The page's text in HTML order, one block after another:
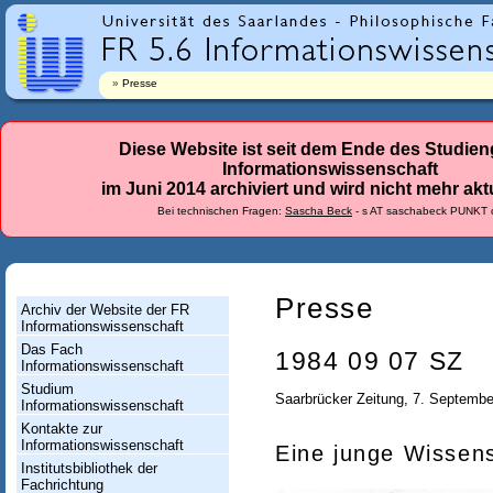
r
l
a
n
-
a
c
h
r
i
c
Presse
Diese Website ist seit dem Ende des
Informationswissenschaft
im Juni 2014 archiviert und wird nicht mehr
Bei technischen Fragen: Sascha Beck - s AT saschabeck PUNKT
Archiv der Website der FR
Informationswissenschaft
Das Fach
Informationswissenschaft
Studium
Informationswissenschaft
Kontakte zur
Informationswissenschaft
Institutsbibliothek der
Fachrichtung
Presse
1984 09 07 SZ
Saarbrücker Zeitung, 7.
Eine junge